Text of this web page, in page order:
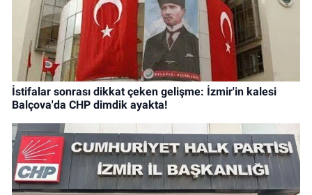
İstifalar sonrası dikkat çeken gelişme: İzmir'in kalesi
Balçova'da CHP dimdik ayakta!